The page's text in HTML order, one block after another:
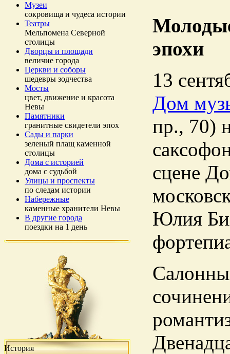
Музеи
сокровища и чудеса истории
Театры
Мельпомена Северной
столицы
Дворцы и площади
величие города
Церкви и соборы
шедевры зодчества
Мосты
цвет, движение и красота
Невы
Памятники
гранитные свидетели эпох
Сады и парки
зеленый плащ каменной
столицы
Дома с историей
дома с судьбой
Улицы и проспекты
по следам истории
Набережные
каменные хранители Невы
В другие города
поездки на 1 день
История
эпохи
13
Дом
пр., 70)
сцене
Юлия